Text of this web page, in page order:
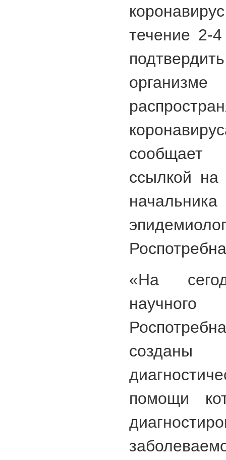
течение 2-
ссылкой
«На
помощи